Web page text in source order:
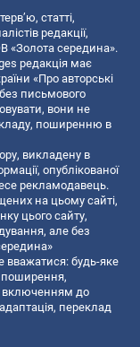
статті,
редакції,
«Золота середина».
редакція має
«Про авторські
письмового
вони не
поширенню в
викладену в
опублікованої
рекламодавець.
на цьому сайті,
цього сайту,
але без
вважатися: будь-яке
поширення,
включенням до
переклад